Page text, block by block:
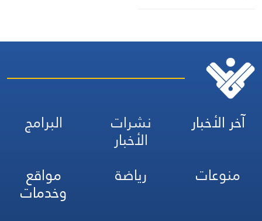
آخر الأخبار نشرات
الأخبار
البرامج
منوعات
رياضة مواقع
وخدمات